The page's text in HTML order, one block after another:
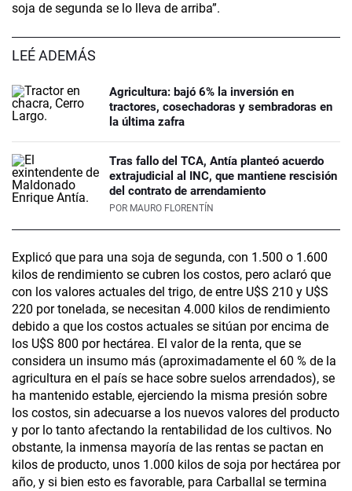
soja de segunda se lo lleva de arriba”.
LEÉ ADEMÁS
Agricultura: bajó 6% la inversión en
tractores, cosechadoras y sembradoras en
la última zafra
Tras fallo del TCA, Antía planteó acuerdo
extrajudicial al INC, que mantiene rescisión
del contrato de arrendamiento
POR MAURO FLORENTÍN
Explicó que para una soja de segunda, con 1.500 o 1.600
kilos de rendimiento se cubren los costos, pero aclaró que
con los valores actuales del trigo, de entre U$S 210 y U$S
220 por tonelada, se necesitan 4.000 kilos de rendimiento
debido a que los costos actuales se sitúan por encima de
los U$S 800 por hectárea. El valor de la renta, que se
considera un insumo más (aproximadamente el 60 % de la
agricultura en el país se hace sobre suelos arrendados), se
ha mantenido estable, ejerciendo la misma presión sobre
los costos, sin adecuarse a los nuevos valores del producto
y por lo tanto afectando la rentabilidad de los cultivos. No
obstante, la inmensa mayoría de las rentas se pactan en
kilos de producto, unos 1.000 kilos de soja por hectárea por
año, y si bien esto es favorable, para Carballal se termina